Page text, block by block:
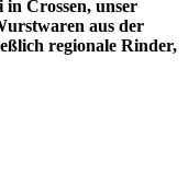
Crossen, unser
aus der
regionale Rinder,